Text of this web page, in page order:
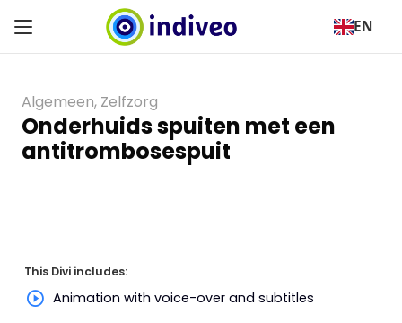
EN
Algemeen, Zelfzorg
Onderhuids spuiten met een
antitrombosespuit
This Divi includes:
Animation with voice-over and subtitles